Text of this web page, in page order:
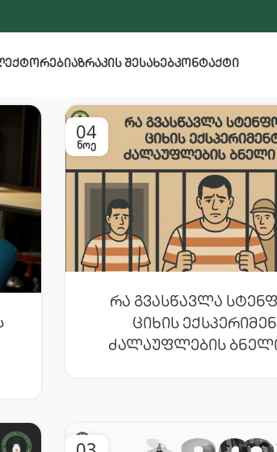
ᲐᲖᲠᲐᲙᲘᲡ ᲨᲔᲡᲐᲮᲔᲑᲙᲝᲜᲢᲐᲥᲢᲘ
04
ᲜᲝᲔ
Რა Გვასწავლა
Ციხის
Ძალაუფლების